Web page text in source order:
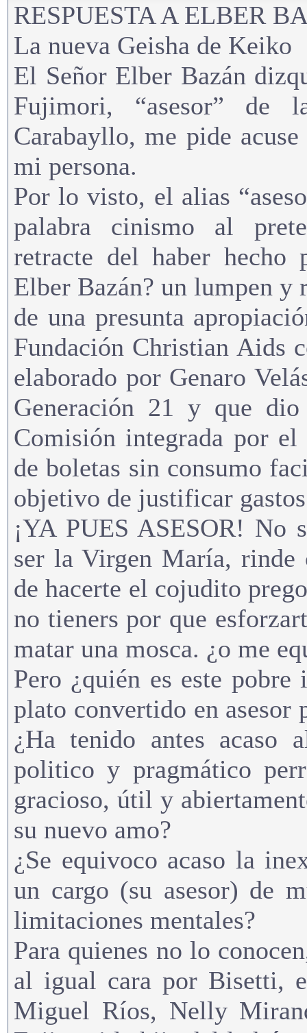
RESPUESTA A ELBER
La nueva Geisha de Keiko
El Señor Elber Bazán
Fujimori, “asesor” de
Carabayllo, me pide
mi persona.
Por lo visto, el alias
palabra cinismo al
retracte del haber hecho
Elber Bazán? un lumpen y
de una presunta
Fundación Christian Aids
elaborado por Genaro
Generación 21 y que
Comisión integrada por
de boletas sin consumo
objetivo de justificar
¡YA PUES ASESOR! No
ser la Virgen María, rinde
de hacerte el cojudito
no tieners por que
matar una mosca. ¿o me
Pero ¿quién es este
plato convertido en
¿Ha tenido antes acaso
politico y pragmático
gracioso, útil y
su nuevo amo?
¿Se equivoco acaso la
un cargo (su asesor) de
limitaciones mentales?
Para quienes no lo
al igual cara por Bisetti,
Miguel Ríos, Nelly